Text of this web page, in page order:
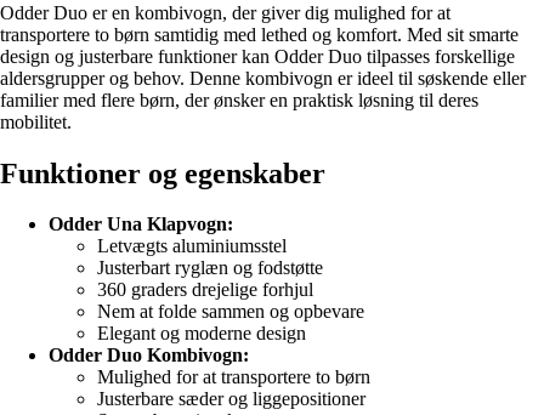
Odder Duo er en kombivogn, der giver dig mulighed for at
transportere to børn samtidig med lethed og komfort. Med sit smarte
design og justerbare funktioner kan Odder Duo tilpasses forskellige
aldersgrupper og behov. Denne kombivogn er ideel til søskende eller
familier med flere børn, der ønsker en praktisk løsning til deres
mobilitet.
Funktioner og egenskaber
Odder Una Klapvogn:
Letvægts aluminiumsstel
Justerbart ryglæn og fodstøtte
360 graders drejelige forhjul
Nem at folde sammen og opbevare
Elegant og moderne design
Odder Duo Kombivogn:
Mulighed for at transportere to børn
Justerbare sæder og liggepositioner